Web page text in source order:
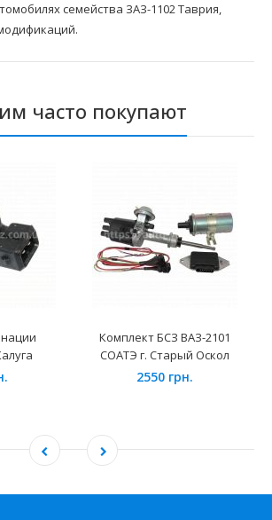
семейства ЗАЗ-1102 Таврия,
часто покупают
Комплект БСЗ ВАЗ-2101
СОАТЭ г. Старый Оскол
2550 грн.